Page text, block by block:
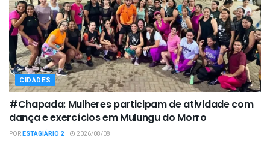
CIDADES
#Chapada: Mulheres participam de atividade com
dança e exercícios em Mulungu do Morro
PORESTAGIÁRIO 2 2026/08/08